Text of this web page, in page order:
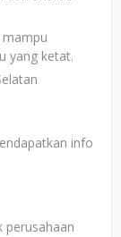
yang ketat.
info
perusahaan